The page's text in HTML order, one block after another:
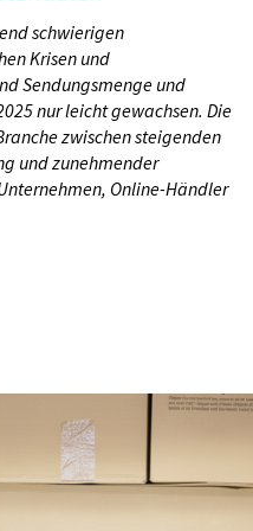
allem
Kurs: Jede*r Vierte (23
eines verschickt.
ist sich einig, dass
einsam fühlen, durch
sie denkt (57 %). Vor
Hamburg (65 %) wird
zeigt man sich
zu verschicken. Diese
Norddeutschen stärker als
(70 %) und unter 30-
häufig, durch
schicken zu können.
ein Paket gepackt
schwierigen
Krisen und
Sendungsmenge und
nur leicht gewachsen. Die
zwischen steigenden
und zunehmender
Online-Händler